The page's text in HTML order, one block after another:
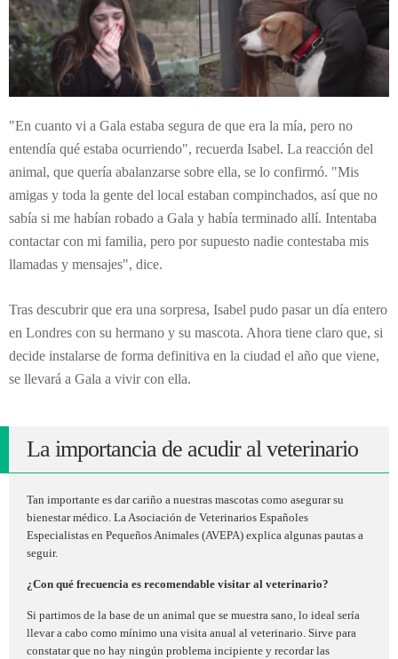
"En cuanto vi a Gala estaba segura de que era la mía, pero no
entendía qué estaba ocurriendo", recuerda Isabel. La reacción del
animal, que quería abalanzarse sobre ella, se lo confirmó. "Mis
amigas y toda la gente del local estaban compinchados, así que no
sabía si me habían robado a Gala y había terminado allí. Intentaba
contactar con mi familia, pero por supuesto nadie contestaba mis
llamadas y mensajes", dice.
Tras descubrir que era una sorpresa, Isabel pudo pasar un día entero
en Londres con su hermano y su mascota. Ahora tiene claro que, si
decide instalarse de forma definitiva en la ciudad el año que viene,
se llevará a Gala a vivir con ella.
La importancia de acudir al veterinario
Tan importante es dar cariño a nuestras mascotas como asegurar su
bienestar médico. La Asociación de Veterinarios Españoles
Especialistas en Pequeños Animales (AVEPA) explica algunas pautas a
seguir.
¿Con qué frecuencia es recomendable visitar al veterinario?
Si partimos de la base de un animal que se muestra sano, lo ideal sería
llevar a cabo como mínimo una visita anual al veterinario. Sirve para
constatar que no hay ningún problema incipiente y recordar las